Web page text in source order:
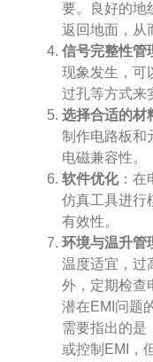
要。良好的地
返回地面，从
信号完整性管
现象发生，可
过孔等方式来
选择合适的材
制作电路板和
电磁兼容性。
软件优化：在
仿真工具进行
有效性。
环境与温升管
温度适宜，过
外，定期检查
潜在EMI问题
需要指出的是
或控制EMI，